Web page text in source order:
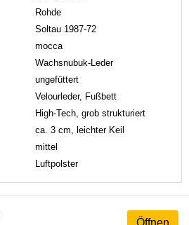
Rohde
Soltau 1987-72
mocca
Wachsnubuk-Leder
ungefüttert
Velourleder, Fußbett
High-Tech, grob strukturiert
ca. 3 cm, leichter Keil
mittel
Luftpolster
Öffnen